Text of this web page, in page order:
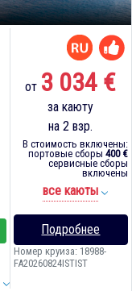
от 3 034 €
за каюту
на 2 взр.
В стоимость включены:
портовые сборы 400 €
сервисные сборы
включены
все каюты
Подробнее
Номер круиза: 18988-
FA20260824ISTIST